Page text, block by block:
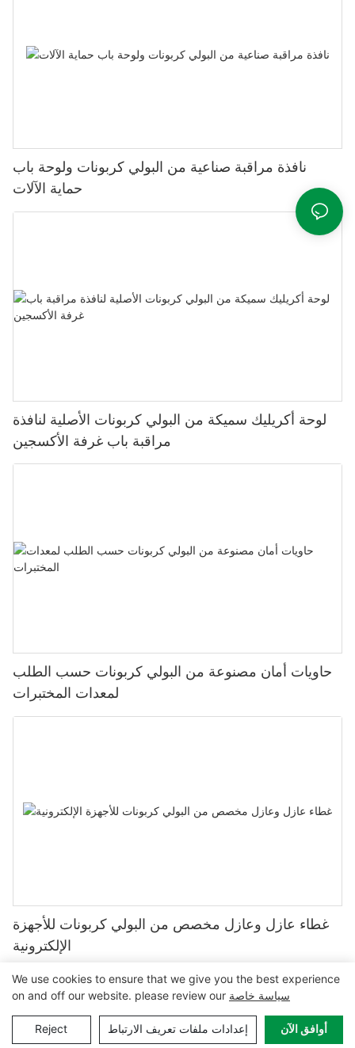
نافذة مراقبة صناعية من البولي كربونات ولوحة باب
حماية الآلات
لوحة أكريليك سميكة من البولي كربونات الأصلية لنافذة
مراقبة باب غرفة الأكسجين
حاويات أمان مصنوعة من البولي كربونات حسب الطلب
لمعدات المختبرات
غطاء عازل وعازل مخصص من البولي كربونات للأجهزة
الإلكترونية
حقوق النشر © 2024 MCL-www.mclpanel.com| خريطة الموقع|
سياسة الخصوصية
We use cookies to ensure that we give you the best experience
on and off our website. please review our سياسة خاصة
Reject إعدادات ملفات تعريف الارتباط أوافق الآن